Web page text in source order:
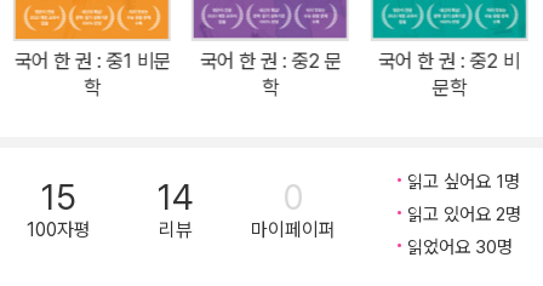
하기 때문이다. ‘국어 한 권’은 여기에 주목해 10종 교과서에 수록된
수백 편의 작품을 성취기준에 맞추어 엄선하였다. 또한 개정 중학교
교과서를 편찬한 현직 국어 교사들이 작품 선별, 활동 구안, 문제 출제
영역 성취기준인 ‘운율·비유·상징’, ‘인물의 성장’, ‘갈등의 진행과 해결
과정’에 따라 묶었다. 또한 「하늘은 맑건만」, 「홍길동전」, 「자전거 도
둑」 같은 교과서 단골 수록작부터 나태주 시인의 「별밤에」, 영화 「아
국어 한 권 : 중1 비문
학
국어 한 권 : 중2 문
학
국어 한 권 : 중2 비
문학
15
100자평
14
리뷰
0
마이페이퍼
읽고 싶어요 1명
읽고 있어요 2명
읽었어요 30명